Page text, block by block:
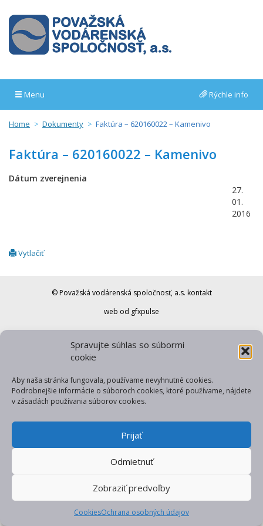
Spravujte súhlas so súbormi
cookie
Aby naša stránka fungovala, používame nevyhnutné cookies.
Podrobnejšie informácie o súboroch cookies, ktoré používame, nájdete
v zásadách používania súborov cookies.
Prijať
Odmietnuť
Zobraziť predvoľby
CookiesOchrana osobných údajov
Menu Rýchle info
Home Dokumenty Faktúra – 620160022 – Kamenivo
Faktúra – 620160022 – Kamenivo
Dátum zverejnenia
27.
01.
2016
Vytlačiť
© Považská vodárenská spoločnosť, a.s. kontakt
web od gfxpulse